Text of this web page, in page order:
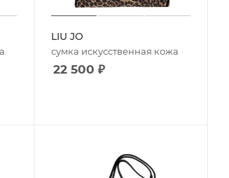
LIU JO
сумка искусственная кожа
22 500 ₽